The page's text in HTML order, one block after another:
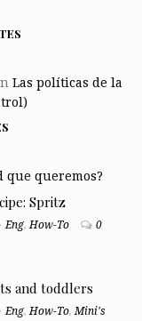
Las políticas de la
queremos?
Spritz
Eng, How-To 0
and toddlers
Eng, How-To, Mini's